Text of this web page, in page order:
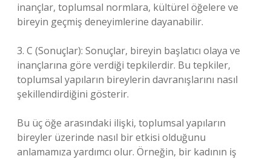
inançlar, toplumsal normlara, kültürel öğelere ve
bireyin geçmiş deneyimlerine dayanabilir.
3. C (Sonuçlar): Sonuçlar, bireyin başlatıcı olaya ve
inançlarına göre verdiği tepkilerdir. Bu tepkiler,
toplumsal yapıların bireylerin davranışlarını nasıl
şekillendirdiğini gösterir.
Bu üç öğe arasındaki ilişki, toplumsal yapıların
bireyler üzerinde nasıl bir etkisi olduğunu
anlamamıza yardımcı olur. Örneğin, bir kadının iş